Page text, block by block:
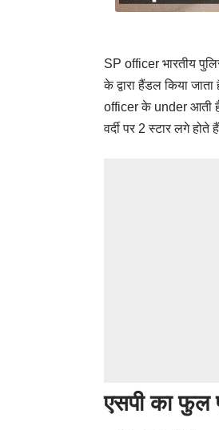
SP officer भारतीय
के द्वारा हैंडल किया
officer के under आती
वर्दी पर 2 स्टार लगे होते
एसपी का